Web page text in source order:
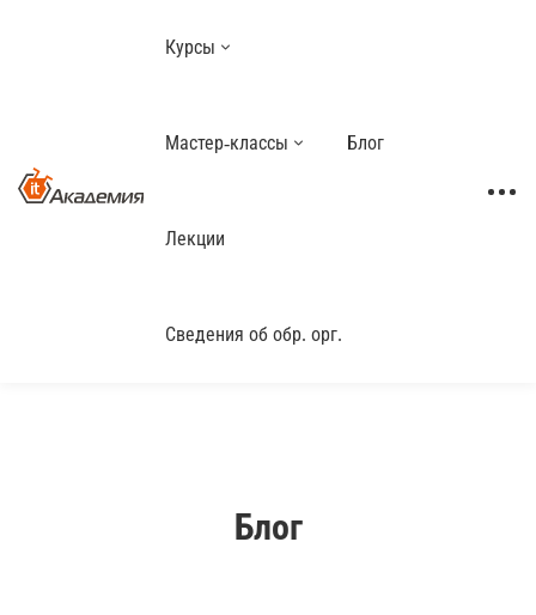
Курсы
Мастер-классы Блог
Лекции
Сведения об обр. орг.
Блог